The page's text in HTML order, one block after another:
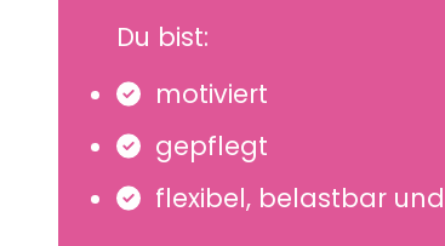
Du bist:
motiviert
gepflegt
flexibel, belastbar